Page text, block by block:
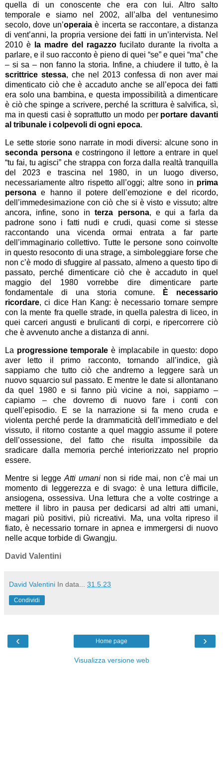
quella di un conoscente che era con lui. Altro salto
temporale e siamo nel 2002, all’alba del ventunesimo
secolo, dove un’operaia è incerta se raccontare, a distanza
di vent’anni, la propria versione dei fatti in un’intervista. Nel
2010 è
la madre del ragazzofucilato durante la rivolta a
parlare, e il suo racconto è pieno di quei “se” e quei “ma” che
– si sa – non fanno la storia. Infine, a chiudere il tutto, è la
scrittrice stessa, che nel 2013 confessa di non aver mai
dimenticato ciò che è accaduto anche se all’epoca dei fatti
era solo una bambina, e questa impossibilità a dimenticare
è ciò che spinge a scrivere, perché la scrittura è salvifica, sì,
ma in questi casi è soprattutto un modo per portare davanti
al tribunale i colpevoli di ogni epoca.
Le sette storie sono narrate in modi diversi: alcune sono in
seconda personae costringono il lettore a entrare in quel
“tu fai, tu agisci” che strappa con forza dalla realtà tranquilla
del 2023 e trascina nel 1980, in un luogo diverso,
necessariamente altro rispetto all’oggi; altre sono in prima
personae hanno il potere dell’emozione e del ricordo,
dell’immedesimazione con ciò che si è visto e vissuto; altre
ancora, infine, sono interza persona, e qui a farla da
padrone sono i fatti nudi e crudi, quasi come si stesse
raccontando una vicenda ormai entrata a far parte
dell’immaginario collettivo. Tutte le persone sono coinvolte
in questo resoconto di una strage, a simboleggiare forse che
non c’è modo di sfuggire al passato, almeno a questo tipo di
passato, perché dimenticare ciò che è accaduto in quel
maggio del 1980 vorrebbe dire dimenticare parte
fondamentale di una storia comune.
È necessario
ricordare, ci dice Han Kang: è necessario tornare sempre
con la mente fra quelle strade, in quella palestra di liceo, in
quei carceri angusti e brulicanti di corpi, e ripercorrere ciò
che è avvenuto anche a distanza di anni.
La progressione temporaleè implacabile in questo: dopo
aver letto il primo racconto, tornando all’indice, già
sappiamo che tutto ciò che andremo a leggere sarà un
nuovo squarcio sul passato. E mentre le date si allontanano
da quel 1980 e si fanno più vicine a noi, sappiamo –
capiamo – che dovremo di nuovo fare i conti con
quell’episodio. E se la narrazione si fa meno cruda e
violenta perché perde la drammaticità dell’immediato e del
vissuto, il ritorno costante a quel maggio assume il potere
dell’ossessione, del fatto che risulta impossibile da
sradicare dalla memoria perché interiorizzato nel proprio
essere.
Mentre si legge Atti umani non si ride mai, non c’è mai un
momento di leggerezza e di svago: è una lettura difficile,
ansiogena, ossessiva. Una lettura che a volte costringe a
mettere il libro in pausa per dedicarsi ad altri atti umani,
magari più positivi, più ricreativi. Ma, una volta ripreso il
fiato, è necessario tornare in apnea e immergersi di nuovo
nelle acque torbide di Gwangju.
David Valentini
David Valentini In data... 31.5.23
Condividi
‹ ›
Home page
Visualizza versione web